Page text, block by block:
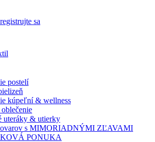
sa
postelí
kúpeľní & wellness
uteráky & utierky
s MIMORIADNÝMI ZĽAVAMI
PONUKA